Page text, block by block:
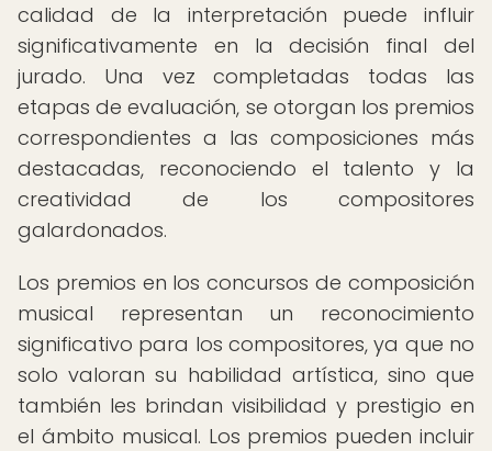
calidad de la interpretación puede influir
significativamente en la decisión final del
jurado. Una vez completadas todas las
etapas de evaluación, se otorgan los premios
correspondientes a las composiciones más
destacadas, reconociendo el talento y la
creatividad de los compositores
galardonados.
Los premios en los concursos de composición
musical representan un reconocimiento
significativo para los compositores, ya que no
solo valoran su habilidad artística, sino que
también les brindan visibilidad y prestigio en
el ámbito musical. Los premios pueden incluir